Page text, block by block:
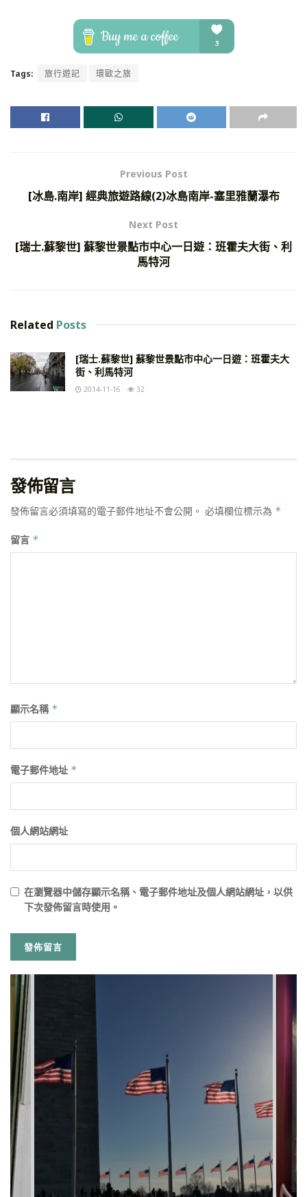
Tags: 旅行遊記 環歐之旅
Previous Post
[冰島.南岸] 經典旅遊路線(2)冰島南岸-塞里雅蘭瀑布
Next Post
[瑞士.蘇黎世] 蘇黎世景點市中心一日遊：班霍夫大街、利
馬特河
Related Posts
[瑞士.蘇黎世] 蘇黎世景點市中心一日遊：班霍夫大
街、利馬特河
2014-11-16 32
發佈留言
發佈留言必須填寫的電子郵件地址不會公開。 必填欄位標示為 *
留言 *
顯示名稱 *
電子郵件地址 *
個人網站網址
在瀏覽器中儲存顯示名稱、電子郵件地址及個人網站網址，以供
下次發佈留言時使用。